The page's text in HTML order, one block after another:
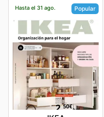
Hasta el 31 ago. Popular